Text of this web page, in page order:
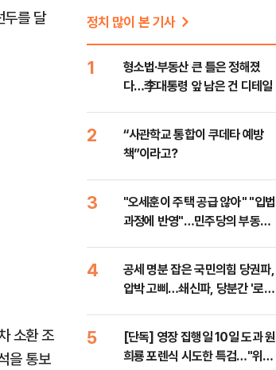
두를 달
소환 조
을 통보
정치 많이 본 기사
1
형소법·부동산 큰 틀은 정해졌
다…李대통령 앞 남은 건 디테일
2
“사관학교 통합이 쿠데타 예방
책”이라고?
3
"오세훈이 주택 공급 않아" "입법
과정에 반영"…민주당의 부동산
4
공세 명분 잡은 국민의힘 당권파,
압박 고삐…쇄신파, 당분간 '로우
5
[단독] 영장 집행일 10일 도과 원
희룡 포렌식 시도한 특검…"위법